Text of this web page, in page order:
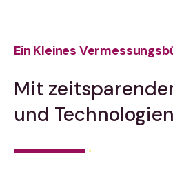
Ein Kleines
Mit
und